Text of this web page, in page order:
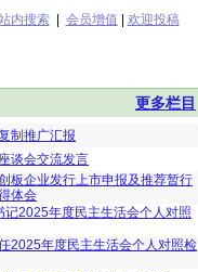
内搜索| 会员增值 欢迎投稿
更多栏目
制推广汇报
谈会交流发言
板企业发行上市申报及推荐暂行
体会
2025年度民主生活会个人对照
2025年度民主生活会个人对照检